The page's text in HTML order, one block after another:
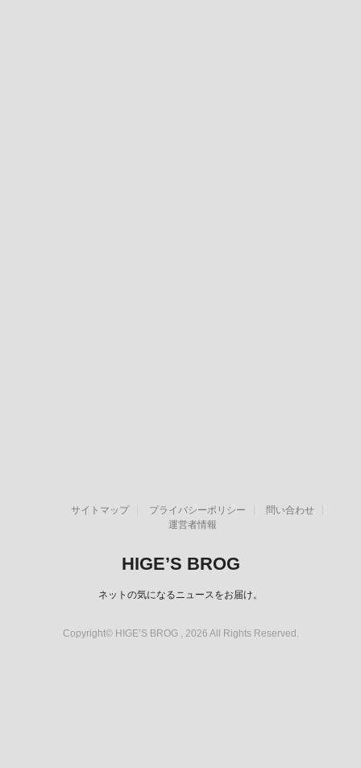
サイトマップ プライバシーポリシー
問い合わせ
運営者情報
HIGE’S BROG
ネットの気になるニュースをお届け。
Copyright© HIGE’S BROG , 2026 All Rights Reserved.